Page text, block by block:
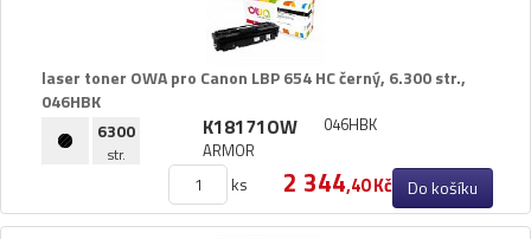
laser toner OWA pro Canon LBP 654 HC černý,​ 6.​300 str.​,​
046HBK
6300
str.
K18171OW
ARMOR
046HBK
ks 2 344,40 Kč Do košíku